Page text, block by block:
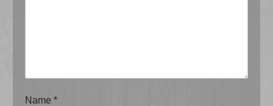
Name*